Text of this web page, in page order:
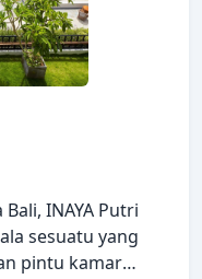
INAYA Putri
sesuatu yang
pintu kamar